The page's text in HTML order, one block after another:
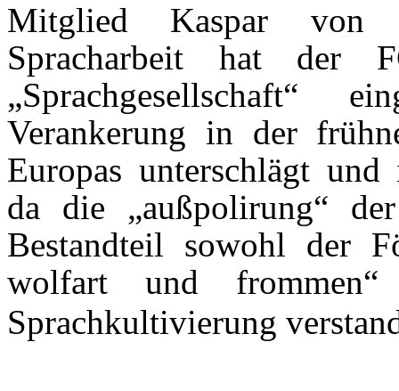
Mitglied Kaspar von
Spracharbeit hat der
„Sprachgesellschaft“
Verankerung in der
Europas unterschlägt
da die „außpolirung“
Bestandteil sowohl der
wolfart und
Sprachkultivierung